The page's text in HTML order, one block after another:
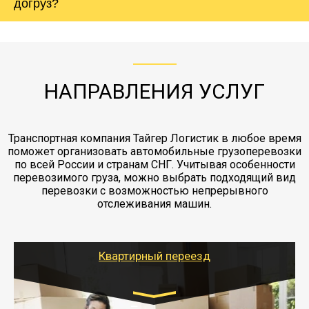
коробками и обмотать стрейч пленкой.
груза. Мы сотрудничаем по услугам страховки
заканчивая выгрузкой в пункте получателя.
догруз?
НАПРАВЛЕНИЯ УСЛУГ
Транспортная компания Тайгер Логистик в любое время
поможет организовать автомобильные грузоперевозки
по всей России и странам СНГ. Учитывая особенности
перевозимого груза, можно выбрать подходящий вид
перевозки с возможностью непрерывного
отслеживания машин.
Квартирный переезд